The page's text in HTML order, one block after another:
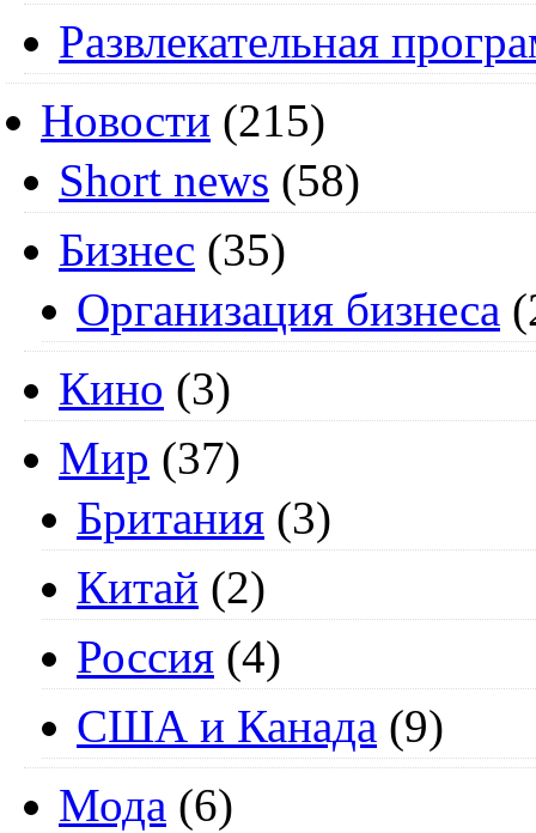
Развлекательная
Новости (215)
Short news (58)
Бизнес (35)
Организация бизнеса
Кино (3)
Мир (37)
Британия (3)
Китай (2)
Россия (4)
США и Канада (9)
Мода (6)